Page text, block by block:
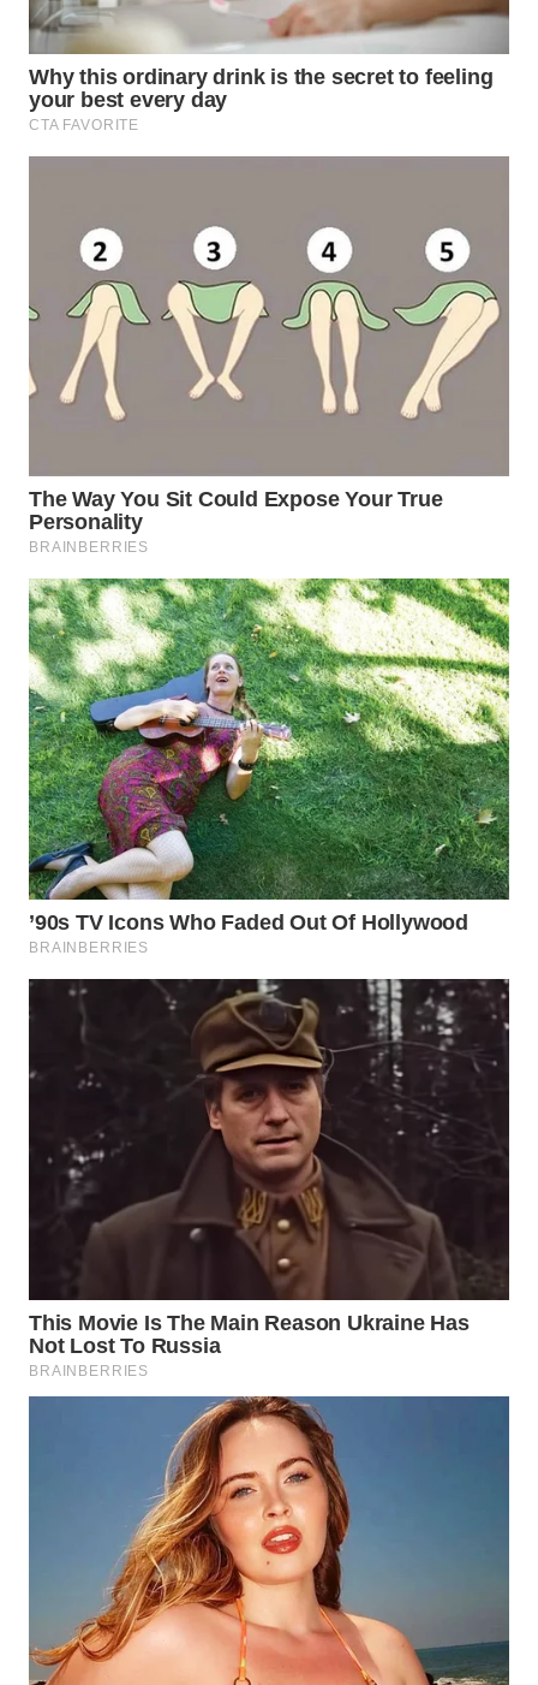
WN
BEKASI
WN
DEPOK
WN
TAPANULI
UTARA
WN
PADANG
WN
SUMEDANG
WN
CIANJUR
WN
KEPULAUAN
SERIBU
WN
TANGERANG
WN
BINJAI
CIREBON
WN
INDRAMAYU
KUNINGAN
WN
MAJALENGKA
SUKABUMI
WN
PURWAKARTA